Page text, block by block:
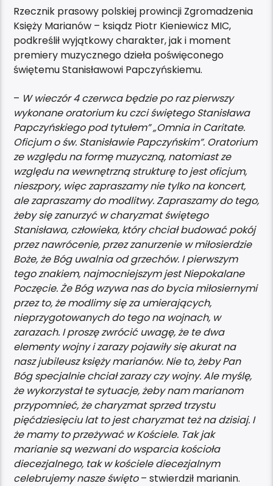
Rzecznik prasowy polskiej prowincji Zgromadzenia
Księży Marianów – ksiądz Piotr Kieniewicz MIC,
podkreślił wyjątkowy charakter, jak i moment
premiery muzycznego dzieła poświęconego
świętemu Stanisławowi Papczyńskiemu.
– W wieczór 4 czerwca będzie po raz pierwszy
wykonane oratorium ku czci świętego Stanisława
Papczyńskiego pod tytułem” „Omnia in Caritate.
Oficjum o św. Stanisławie Papczyńskim”. Oratorium
ze względu na formę muzyczną, natomiast ze
względu na wewnętrzną strukturę to jest oficjum,
nieszpory, więc zapraszamy nie tylko na koncert,
ale zapraszamy do modlitwy. Zapraszamy do tego,
żeby się zanurzyć w charyzmat świętego
Stanisława, człowieka, który chciał budować pokój
przez nawrócenie, przez zanurzenie w miłosierdzie
Boże, że Bóg uwalnia od grzechów. I pierwszym
tego znakiem, najmocniejszym jest Niepokalane
Poczęcie. Że Bóg wzywa nas do bycia miłosiernymi
przez to, że modlimy się za umierających,
nieprzygotowanych do tego na wojnach, w
zarazach. I proszę zwrócić uwagę, że te dwa
elementy wojny i zarazy pojawiły się akurat na
nasz jubileusz księży marianów. Nie to, żeby Pan
Bóg specjalnie chciał zarazy czy wojny. Ale myślę,
że wykorzystał te sytuacje, żeby nam marianom
przypomnieć, że charyzmat sprzed trzystu
pięćdziesięciu lat to jest charyzmat też na dzisiaj. I
że mamy to przeżywać w Kościele. Tak jak
marianie są wezwani do wsparcia kościoła
diecezjalnego, tak w kościele diecezjalnym
celebrujemy nasze święto– stwierdził marianin.